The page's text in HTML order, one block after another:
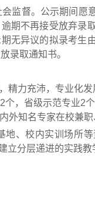
监督。公示期间愿
期不再接受放弃录
无异议的拟录考生
录取通知书。
力充沛，专业化
，省级示范专业2
外知名专家在校兼职
、校内实训场所
立分层递进的实践教